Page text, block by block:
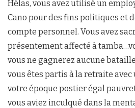
Hélas, vous avez utilisé un
Cano pour des fins politiques et
compte personnel. Vous avez
présentement affecté à
vous ne gagnerez aucune
vous êtes partis à la retraite
votre époque postier égal
vous aviez inculqué dans la